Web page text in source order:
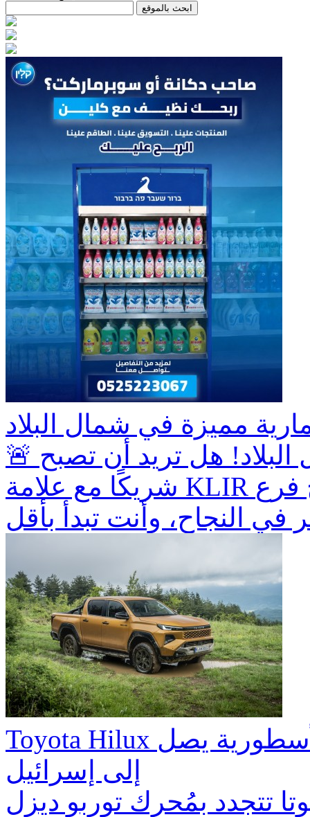
🚨 فرصة استثمارية مميزة في شمال البلاد! هل تريد أن تصبح
شريكًا مع علامة KLIR الرائدة؟ 🚀 افتح فرع KLIR واربح
في النجاح، وأنت تبدأ بأقل
Toyota Hilux الجديد: الجيل القادم للمركبة الأسطورية يصل
إلى إسرائيل
تتجدد بمُحرك توربو ديزل